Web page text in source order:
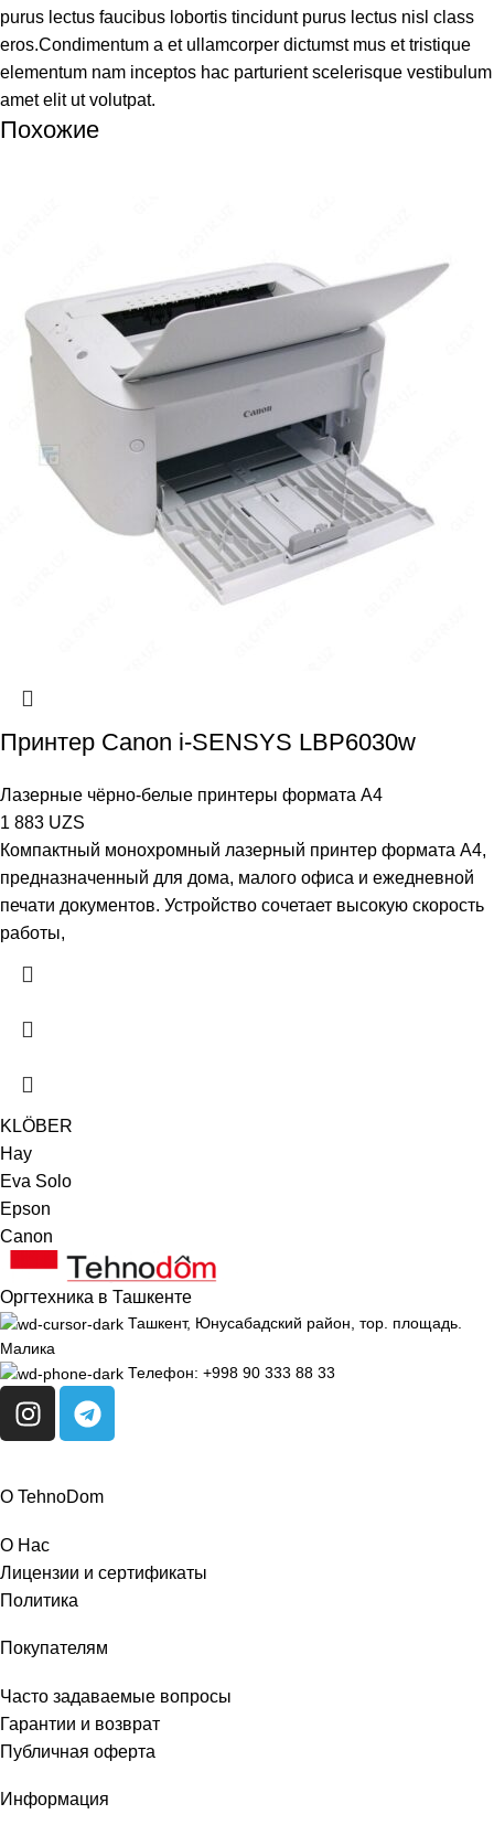
purus lectus faucibus lobortis tincidunt purus lectus nisl class
eros.Condimentum a et ullamcorper dictumst mus et tristique
elementum nam inceptos hac parturient scelerisque vestibulum
amet elit ut volutpat.
Похожие
Принтер Canon i-SENSYS LBP6030w
Лазерные чёрно-белые принтеры формата А4
1 883 UZS
Компактный монохромный лазерный принтер формата A4,
предназначенный для дома, малого офиса и ежедневной
печати документов. Устройство сочетает высокую скорость
работы,
KLÖBER
Hay
Eva Solo
Epson
Canon
Оргтехника в Ташкенте
Ташкент, Юнусабадский район, тор. площадь.
Малика
Телефон: +998 90 333 88 33
О TehnoDom
О Нас
Лицензии и сертификаты
Политика
Покупателям
Часто задаваемые вопросы
Гарантии и возврат
Публичная оферта
Информация